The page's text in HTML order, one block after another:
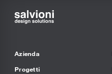
Azienda
Progetti